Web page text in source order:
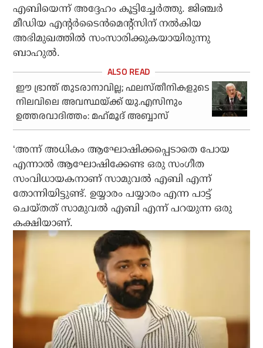
എബിയെന്ന് അദ്ദേഹം കൂട്ടിച്ചേര്‍ത്തു. ജിഞ്ചര്‍
മീഡിയ എന്റര്‍ടൈന്‍മെന്റ്‌സിന് നല്‍കിയ
അഭിമുഖത്തില്‍ സംസാരിക്കുകയായിരുന്നു
ബാഹുല്‍.
ഈ ഭ്രാന്ത് തുടരാനാവില്ല; ഫലസ്തീനികളുടെ
നിലവിലെ അവസ്ഥയ്ക്ക് യു.എസിനും
ഉത്തരവാദിത്തം: മഹ്‌മൂദ് അബ്ബാസ്
‘അന്ന് അധികം ആഘോഷിക്കപ്പെടാതെ പോയ
എന്നാല്‍ ആഘോഷിക്കേണ്ട ഒരു സംഗീത
സംവിധായകനാണ് സാമുവല്‍ എബി എന്ന്
തോന്നിയിട്ടുണ്ട്. ഉയ്യാരം പയ്യാരം എന്ന പാട്ട്
ചെയ്തത് സാമുവല്‍ എബി എന്ന് പറയുന്ന ഒരു
കക്ഷിയാണ്.